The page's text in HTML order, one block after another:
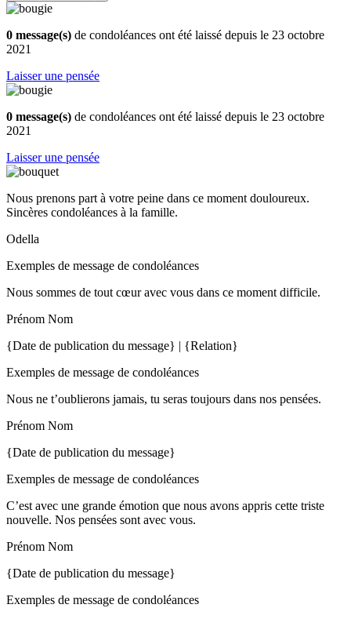
0 message(s) de condoléances ont été laissé depuis le 23 octobre
2021
Laisser une pensée
0 message(s) de condoléances ont été laissé depuis le 23 octobre
2021
Laisser une pensée
Nous prenons part à votre peine dans ce moment douloureux.
Sincères condoléances à la famille.
Odella
Exemples de message de condoléances
Nous sommes de tout cœur avec vous dans ce moment difficile.
Prénom Nom
{Date de publication du message} | {Relation}
Exemples de message de condoléances
Nous ne t’oublierons jamais, tu seras toujours dans nos pensées.
Prénom Nom
{Date de publication du message}
Exemples de message de condoléances
C’est avec une grande émotion que nous avons appris cette triste
nouvelle. Nos pensées sont avec vous.
Prénom Nom
{Date de publication du message}
Exemples de message de condoléances